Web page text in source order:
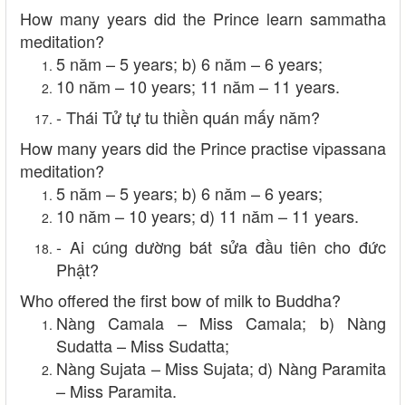
How many years did the Prince learn sammatha
meditation?
5 năm – 5 years; b) 6 năm – 6 years;
10 năm – 10 years; 11 năm – 11 years.
- Thái Tử tự tu thiền quán mấy năm?
How many years did the Prince practise vipassana
meditation?
5 năm – 5 years; b) 6 năm – 6 years;
10 năm – 10 years; d) 11 năm – 11 years.
- Ai cúng dường bát sửa đầu tiên cho đức
Phật?
Who offered the first bow of milk to Buddha?
Nàng Camala – Miss Camala; b) Nàng
Sudatta – Miss Sudatta;
Nàng Sujata – Miss Sujata; d) Nàng Paramita
– Miss Paramita.